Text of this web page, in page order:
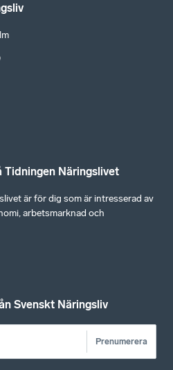
Tidningen Näringslivet
är för dig som är intresserad av
arbetsmarknad och
Svenskt Näringsliv
Prenumerera